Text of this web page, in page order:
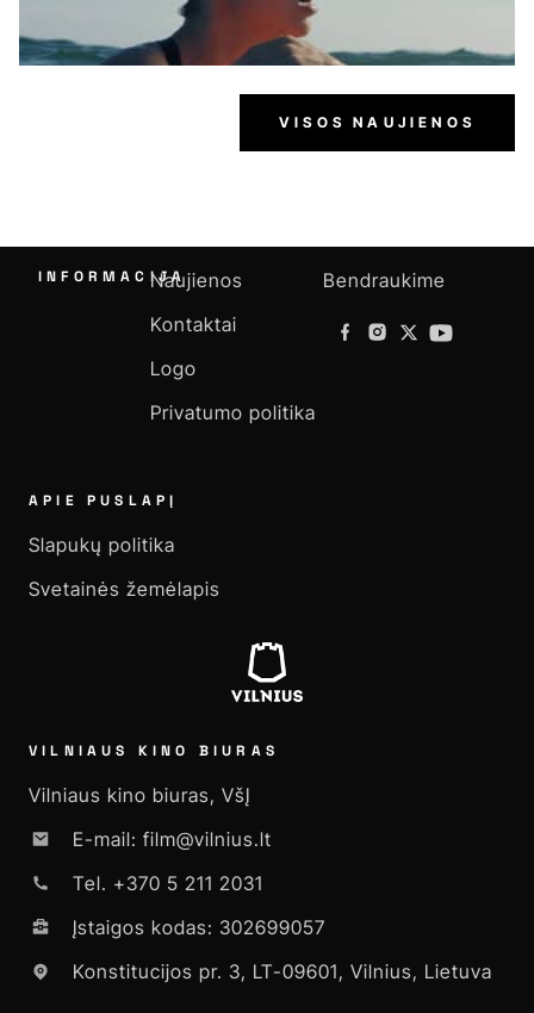
VISOS NAUJIENOS
INFORMACIJANaujienos
Kontaktai
Logo
Privatumo politika
Bendraukime
APIE PUSLAPĮ
Slapukų politika
Svetainės žemėlapis
VILNIAUS KINO BIURAS
Vilniaus kino biuras, VšĮ
E-mail: film@vilnius.lt
Tel. +370 5 211 2031
Įstaigos kodas: 302699057
Konstitucijos pr. 3, LT-09601, Vilnius, Lietuva